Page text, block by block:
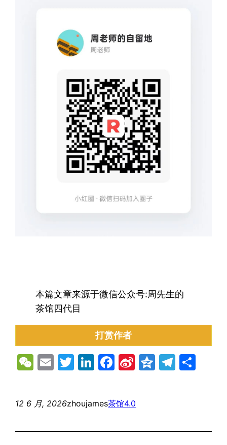
本篇文章来源于微信公众号:周先生的
茶馆四代目
打赏作者
WeChat
EmailTwitter
LinkedIn
Facebook
SinaQzone
12 6 月, 2026zhoujames茶馆4.0